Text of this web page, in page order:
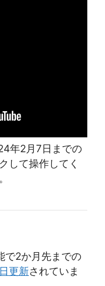
年2月7日までの
して操作してく
で2か月先までの
更新されていま